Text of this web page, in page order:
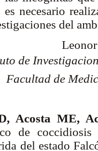
es necesario
del
de
Facultad de
Acosta ME,
de
del estado